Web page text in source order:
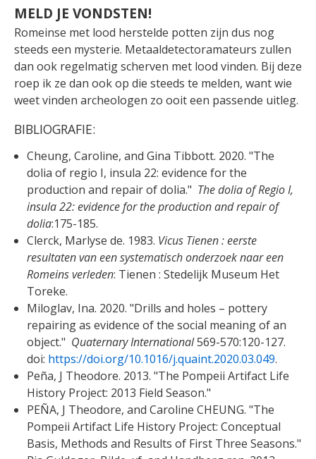
MELD JE VONDSTEN!
Romeinse met lood herstelde potten zijn dus nog
steeds een mysterie. Metaaldetectoramateurs zullen
dan ook regelmatig scherven met lood vinden. Bij deze
roep ik ze dan ook op die steeds te melden, want wie
weet vinden archeologen zo ooit een passende uitleg.
BIBLIOGRAFIE:
Cheung, Caroline, and Gina Tibbott. 2020. "The
dolia of regio I, insula 22: evidence for the
production and repair of dolia." The dolia of Regio I,
insula 22: evidence for the production and repair of
dolia:175-185.
Clerck, Marlyse de. 1983. Vicus Tienen : eerste
resultaten van een systematisch onderzoek naar een
Romeins verleden: Tienen : Stedelijk Museum Het
Toreke.
Miloglav, Ina. 2020. "Drills and holes – pottery
repairing as evidence of the social meaning of an
object." Quaternary International569-570:120-127.
doi: https://doi.org/10.1016/j.quaint.2020.03.049.
Peña, J Theodore. 2013. "The Pompeii Artifact Life
History Project: 2013 Field Season."
PEÑA, J Theodore, and Caroline CHEUNG. "The
Pompeii Artifact Life History Project: Conceptual
Basis, Methods and Results of First Three Seasons."